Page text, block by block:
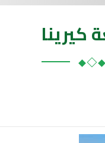
كيرينا